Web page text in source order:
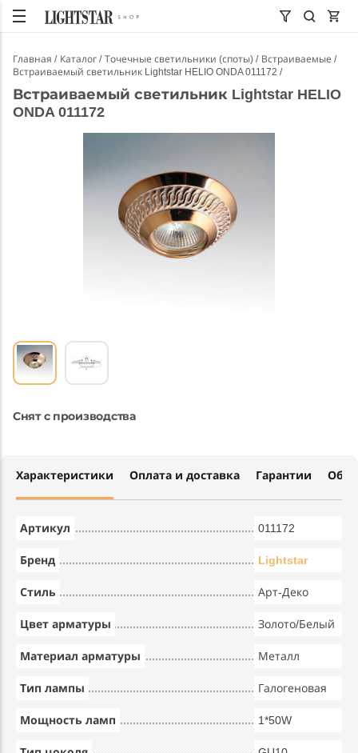
Главная Каталог Точечные светильники (споты)
Встраиваемые
Встраиваемый светильник Lightstar HELIO ONDA 011172
Встраиваемый светильник Lightstar HELIO
ONDA 011172
Снят с производства
Характеристики Оплата и доставка Гарантии
Артикул 011172
Бренд Lightstar
Стиль Арт-Деко
Цвет арматуры Золото/Белый
Материал арматуры Металл
Тип лампы Галогеновая
Мощность ламп 1*50W